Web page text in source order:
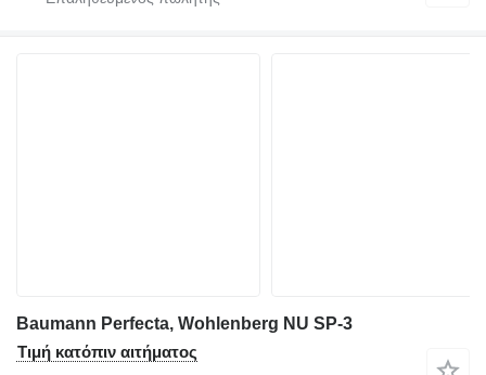
Baumann Perfecta, Wohlenberg NU SP-3
Τιμή κατόπιν αιτήματος